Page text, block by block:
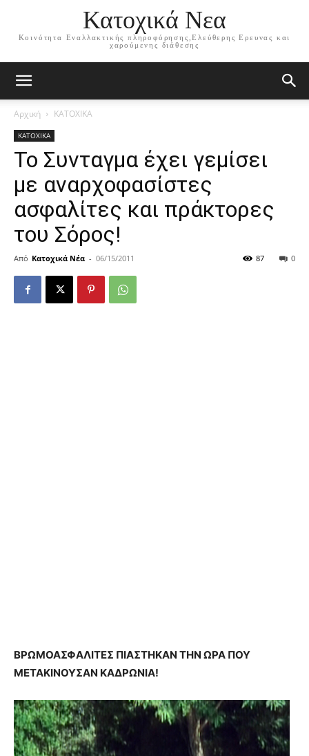
Κατοχικά Νεα
Κοινότητα Εναλλακτικής πληροφόρησης,Ελεύθερης Ερευνας και
χαρούμενης διάθεσης
Αρχική ΚΑΤΟΧΙΚΑ
ΚΑΤΟΧΙΚΑ
To Συνταγμα έχει γεμίσει
με αναρχοφασίστες
ασφαλίτες και πράκτορες
του Σόρος!
Από Κατοχικά Νέα - 06/15/2011 0
87
ΒΡΩΜΟΑΣΦΑΛΙΤΕΣ ΠΙΑΣΤΗΚΑΝ ΤΗΝ ΩΡΑ ΠΟΥ
ΜΕΤΑΚΙΝΟΥΣΑΝ ΚΑΔΡΩΝΙΑ!